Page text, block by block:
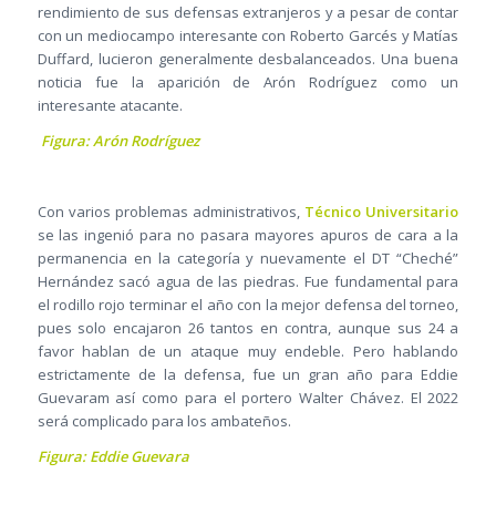
rendimiento de sus defensas extranjeros y a pesar de contar
con un mediocampo interesante con Roberto Garcés y Matías
Duffard, lucieron generalmente desbalanceados. Una buena
noticia fue la aparición de Arón Rodríguez como un
interesante atacante.
Figura: Arón Rodríguez
Con varios problemas administrativos, Técnico Universitario
se las ingenió para no pasara mayores apuros de cara a la
permanencia en la categoría y nuevamente el DT “Cheché”
Hernández sacó agua de las piedras. Fue fundamental para
el rodillo rojo terminar el año con la mejor defensa del torneo,
pues solo encajaron 26 tantos en contra, aunque sus 24 a
favor hablan de un ataque muy endeble. Pero hablando
estrictamente de la defensa, fue un gran año para Eddie
Guevaram así como para el portero Walter Chávez. El 2022
será complicado para los ambateños.
Figura: Eddie Guevara